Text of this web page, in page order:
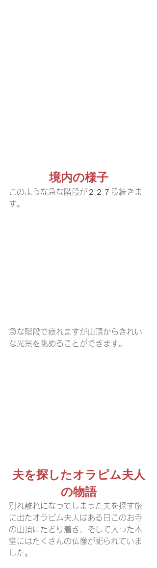
境内の様子
このような急な階段が２２７段続きま
す。
急な階段で疲れますが山頂からきれい
な光景を眺めることができます。
夫を探したオラピム夫人
の物語
別れ離れになってしまった夫を探す旅
に出たオラピム夫人はある日このお寺
の山頂にたどり着き、そして入った本
堂にはたくさんの仏像が祀られていま
した。